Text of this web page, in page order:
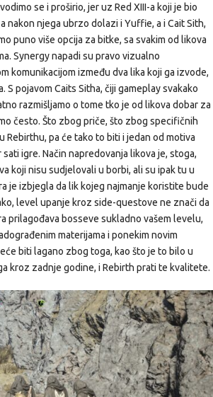
se i proširio, jer uz Red XIII-a koji je bio
nakon njega ubrzo dolazi i Yuffie, a i Cait Sith,
puno više opcija za bitke, sa svakim od likova
Synergy napadi su pravo vizualno
komunikacijom između dva lika koji ga izvode,
pojavom Caits Sitha, čiji gameplay svakako
razmišljamo o tome tko je od likova dobar za
često. Što zbog priče, što zbog specifičnih
Rebirthu, pa će tako to biti i jedan od motiva
igre. Način napredovanja likova je, stoga,
koji nisu sudjelovali u borbi, ali su ipak tu u
je izbjegla da lik kojeg najmanje koristite bude
level upanje kroz side-questove ne znači da
prilagođava bosseve sukladno vašem levelu,
materijama i ponekim novim
biti lagano zbog toga, kao što je to bilo u
kroz zadnje godine, i Rebirth prati te kvalitete.